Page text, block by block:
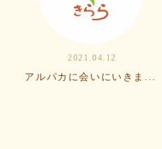
2021.04.12
アルパカに会いにいきま...